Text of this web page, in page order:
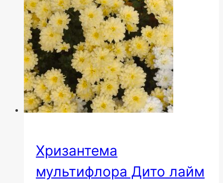
Хризантема
мультифлора Дито лайм